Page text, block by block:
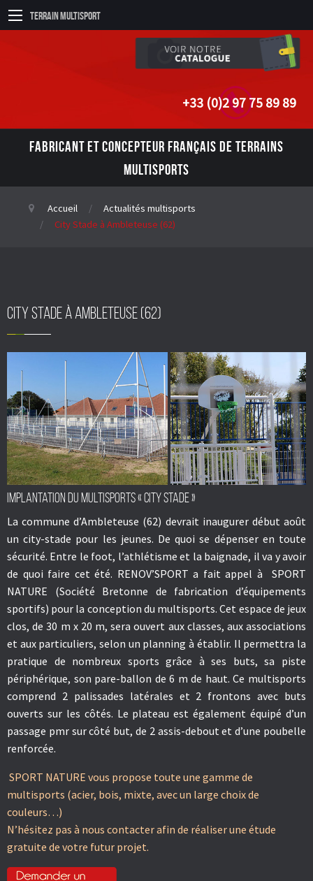
Terrain Multisport
+33 (0)2 97 75 89 89
FABRICANT ET CONCEPTEUR FRANÇAIS DE TERRAINS
MULTISPORTS
Accueil
Actualités multisports
City Stade à Ambleteuse (62)
City Stade à Ambleteuse (62)
Implantation du multisports « City Stade »
La commune d’Ambleteuse (62) devrait inaugurer début août
un city-stade pour les jeunes. De quoi se dépenser en toute
sécurité. Entre le foot, l’athlétisme et la baignade, il va y avoir
de quoi faire cet été. RENOV’SPORTa fait appel à
SPORT
NATURE (Société Bretonne de fabrication d’équipements
sportifs) pour la conception du multisports.Cet espace de jeux
clos, de 30 m x 20 m, sera ouvert aux classes, aux associations
et aux particuliers, selon un planning à établir. Il permettra la
pratique de nombreux sports grâce à ses buts, sa piste
périphérique, son pare-ballon de 6 m de haut. Ce multisports
comprend 2 palissades latérales et 2 frontons avec buts
ouverts sur les côtés. Le plateau est également équipé d’un
passage pmrsur côté but, de 2assis-debout et d’une poubelle
renforcée.
SPORT NATURE vous propose toute une gamme de
multisports (acier, bois, mixte, avec un large choix de
couleurs…)
N’hésitez pas à nous contacter afin de réaliser une étude
gratuite de votre futur projet.